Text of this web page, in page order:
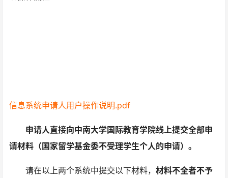
信息系统申请人用户操作说明.pdf
申请人直接向中南大学国际教育学院线上提交全部申
请材料（国家留学基金委不受理学生个人的申请）。
请在以上两个系统中提交以下材料， 材料不全者不予